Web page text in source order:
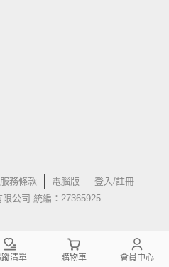
服務條款 電腦版
登入/註冊
公司 統編：27365925
清單 購物車 會員中心